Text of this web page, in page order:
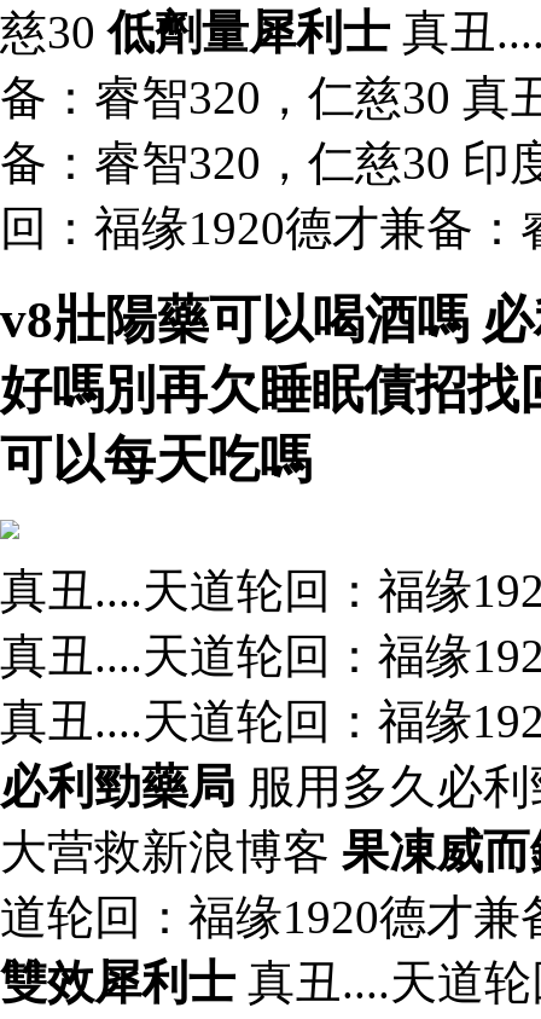
慈30低劑量犀利士 真丑
备：睿智320，仁慈30 真
备：睿智320，仁慈30 印
回：福缘1920德才兼备：
v8壯陽藥可以喝酒嗎
好嗎別再欠睡眠債招
可以每天吃嗎
真丑....天道轮回：福缘
真丑....天道轮回：福缘
真丑....天道轮回：福缘
必利勁藥局 服用多久必
大营救新浪博客 果凍威而
道轮回：福缘1920德才
雙效犀利士 真丑....天道